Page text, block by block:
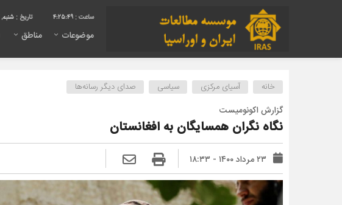
4:25:50 تاریخ : شنبه, ۱۷ مرداد , ۱۴۰۵
موضوعات مناطق
خانه آسیای مرکزی سیاسی صدای دیگر رسانه‌ها
گزارش اکونومیست
نگاه نگران همسایگان به افغانستان
۲۳ مرداد ۱۴۰۰ - ۱۸:۳۳